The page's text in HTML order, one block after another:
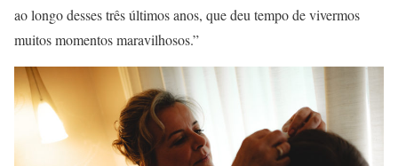
ao longo desses três últimos anos, que deu tempo de vivermos
muitos momentos maravilhosos.”